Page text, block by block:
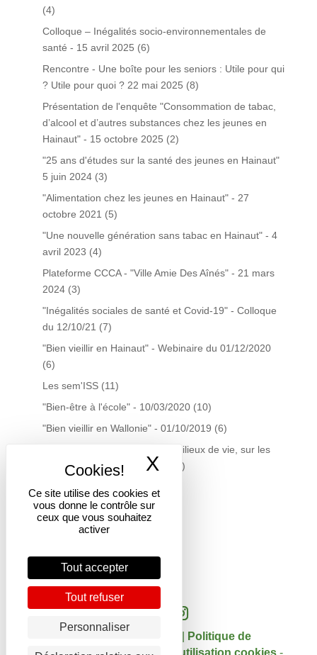
Ce site utilise des cookies et
vous donne le contrôle sur
ceux que vous souhaitez
activer
Tout accepter
Tout refuser
Personnaliser
X Masquer le
(4)
Colloque – Inégalités socio-environnementales de
santé - 15 avril 2025 (6)
Rencontre - Une boîte pour les seniors : Utile pour qui
? Utile pour quoi ? 22 mai 2025 (8)
Présentation de l'enquête "Consommation de tabac,
d’alcool et d’autres substances chez les jeunes en
Hainaut" - 15 octobre 2025 (2)
"25 ans d'études sur la santé des jeunes en Hainaut"
5 juin 2024 (3)
"Alimentation chez les jeunes en Hainaut" - 27
octobre 2021 (5)
"Une nouvelle génération sans tabac en Hainaut" - 4
avril 2023 (4)
Plateforme CCCA - "Ville Amie Des Aînés" - 21 mars
2024 (3)
"Inégalités sociales de santé et Covid-19" - Colloque
du 12/10/21 (7)
"Bien vieillir en Hainaut" - Webinaire du 01/12/2020
(6)
Les sem'ISS (11)
"Bien-être à l'école" - 10/03/2020 (10)
"Bien vieillir en Wallonie" - 01/10/2019 (6)
La gestion du tabac dans les milieux de vie, sur les
territoires… quelles actions?
(7)
Plateforme Santé Précarité
Centre de documentation (19)
Infolettres du Centre doc
Politique de
confidentialité-Politique d'utilisation cookies-